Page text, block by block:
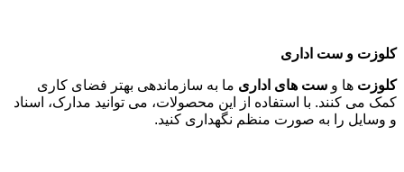
کلوزت و ست اداری
کلوزت ها و ست های اداری ما به سازماندهی بهتر فضای کاری
کمک می کنند. با استفاده از این محصولات، می توانید مدارک، اسناد
و وسایل را به صورت منظم نگهداری کنید.